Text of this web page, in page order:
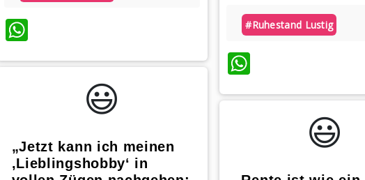
WhatsApp
😃️
„Jetzt kann ich meinen
‚Lieblingshobby‘ in
#ruhestand Lustig
😃️